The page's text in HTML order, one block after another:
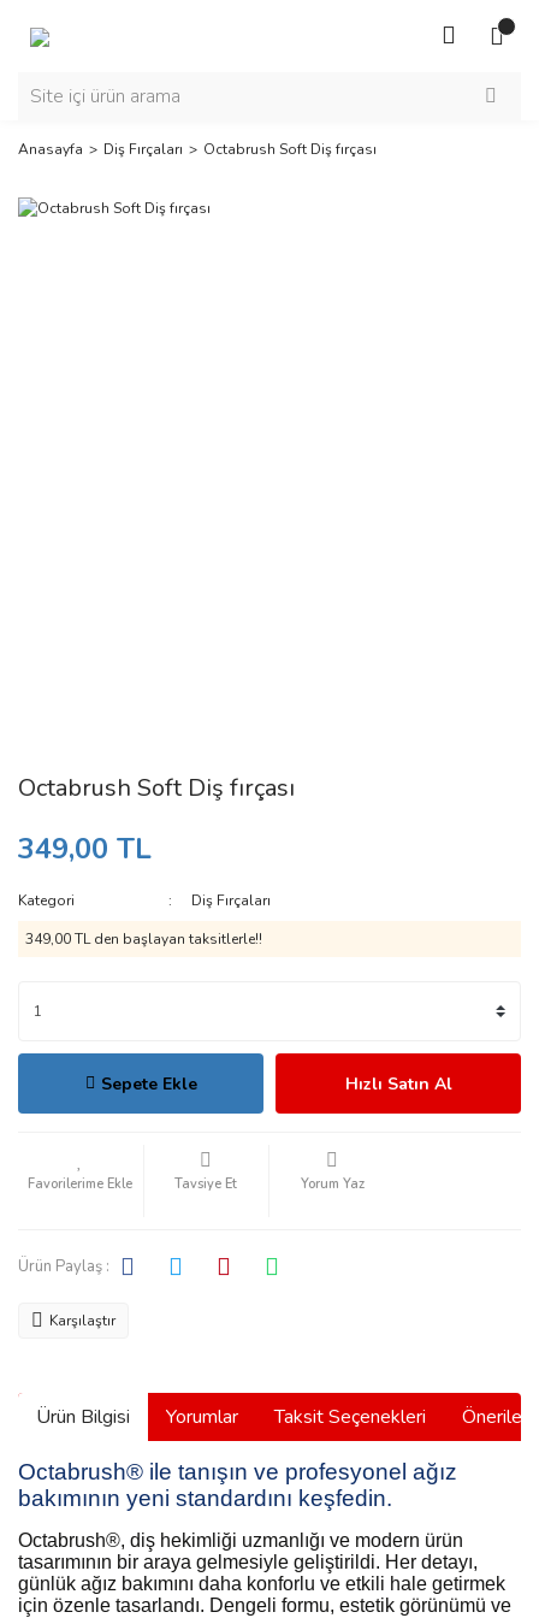
Anasayfa Diş Fırçaları Octabrush Soft Diş fırçası
Octabrush Soft Diş fırçası
349,00 TL
Kategori
Diş Fırçaları
349,00 TL den başlayan taksitlerle!!
Sepete Ekle Hızlı Satın Al
Tavsiye Et Yorum Yaz
Ürün Paylaş :
Karşılaştır
Ürün Bilgisi Yorumlar Taksit Seçenekleri
Octabrush® ile tanışın ve profesyonel ağız
bakımının yeni standardını keşfedin.
Octabrush®, diş hekimliği uzmanlığı ve modern ürün
tasarımının bir araya gelmesiyle geliştirildi. Her detayı,
günlük ağız bakımını daha konforlu ve etkili hale getirmek
için özenle tasarlandı. Dengeli formu, estetik görünümü ve